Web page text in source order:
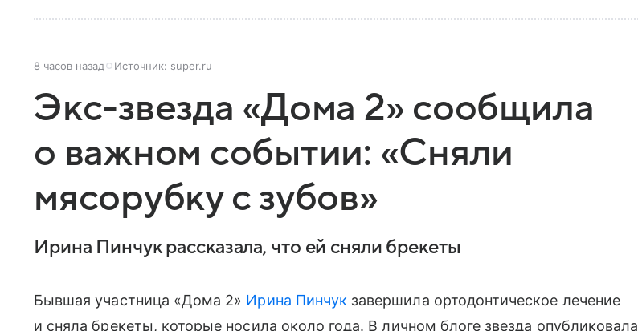
8 часов назад Источник: super.ru
Экс-звезда «Дома 2» сообщила
о важном событии: «Сняли
мясорубку с зубов»
Ирина Пинчук рассказала, что ей сняли брекеты
Бывшая участница «Дома 2» Ирина Пинчук завершила ортодонтическое лечение
и сняла брекеты, которые носила около года. В личном блоге звезда опубликовала